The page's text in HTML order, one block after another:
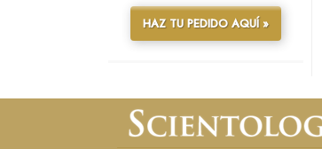
HAZ TU PEDIDO AQUÍ »